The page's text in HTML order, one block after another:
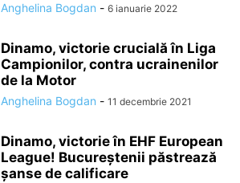
Anghelina Bogdan - 6 ianuarie 2022
Dinamo, victorie crucială în Liga
Campionilor, contra ucrainenilor
de la Motor
Anghelina Bogdan - 11 decembrie 2021
Dinamo, victorie în EHF European
League! Bucureștenii păstrează
șanse de calificare